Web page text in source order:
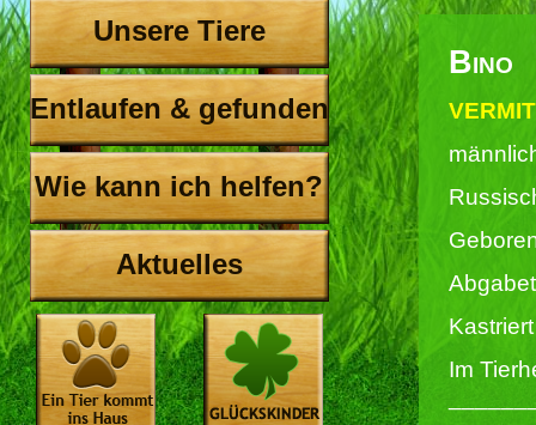
Unsere Tiere
Entlaufen & gefunden
Wie kann ich helfen?
Aktuelles
Bino
Im